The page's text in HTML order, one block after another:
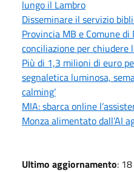
lungo il Lambro
Disseminare il servizio
Provincia MB e Comune
conciliazione per chiudere
Più di 1,3 milioni di euro
segnaletica luminosa,
calming’
MIA: sbarca online
Monza alimentato dall’AI
Ultimo aggiornamento: